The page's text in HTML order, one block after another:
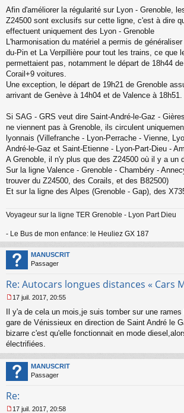
Afin d'améliorer la régularité sur Lyon - Grenoble,
Z24500 sont exclusifs sur cette ligne, c'est à dire
effectuent uniquement des Lyon - Grenoble
L'harmonisation du matériel a permis de
du-Pin et La Verpillière pour tout les trains, ce que
permettaient pas, notamment le départ de 18h44
Corail+9 voitures.
Une exception, le départ de 19h21 de Grenoble
arrivant de Genève à 14h04 et de Valence à 18h51.
Si SAG - GRS veut dire Saint-André-le-Gaz -
ne viennent pas à Grenoble, ils circulent
lyonnais (Villefranche - Lyon-Perrache - Vienne,
André-le-Gaz et Saint-Etienne - Lyon-Part-Dieu -
A Grenoble, il n'y plus que des Z24500 où il y a un
Sur la ligne Valence - Grenoble - Chambéry -
trouver du Z24500, des Corails, et des B82500)
Et sur la ligne des Alpes (Grenoble - Gap), des
Voyageur sur la ligne TER Grenoble - Lyon Part Dieu
- Le Bus de mon enfance: le Heuliez GX 187
MANUSCRIT
Passager
Re: Autocars longues distances « Cars
e
s
s
g
n
o
l
u
17 juil. 2017, 20:55
Il y'a de cela un mois,je suis tomber sur une
gare de Vénissieux en direction de Saint André le
bizarre c'est qu'elle fonctionnait en mode
électrifiées.
MANUSCRIT
Passager
Re:
17 juil. 2017, 20:58